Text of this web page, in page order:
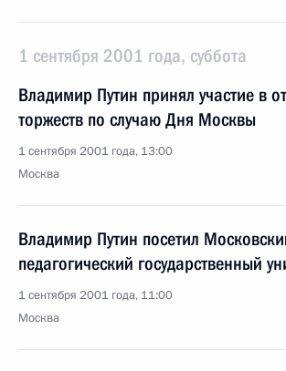
1 сентября 2001 года, суббота
Владимир Путин принял участие в
торжеств по случаю Дня Москвы
1 сентября 2001 года, 13:00
Москва
Владимир Путин посетил
педагогический государственный
1 сентября 2001 года, 11:00
Москва